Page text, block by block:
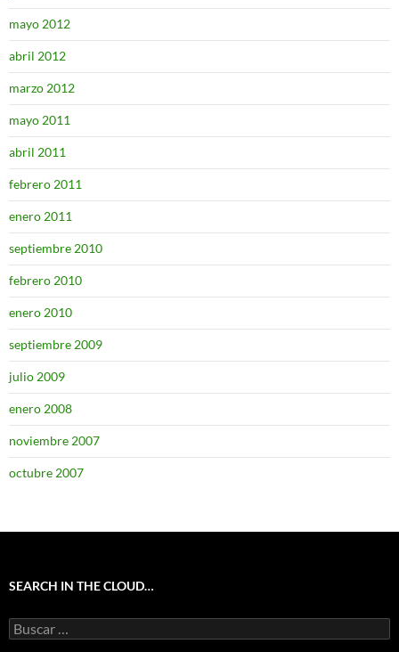
mayo 2012
abril 2012
marzo 2012
mayo 2011
abril 2011
febrero 2011
enero 2011
septiembre 2010
febrero 2010
enero 2010
septiembre 2009
julio 2009
enero 2008
noviembre 2007
octubre 2007
SEARCH IN THE CLOUD…
Buscar: